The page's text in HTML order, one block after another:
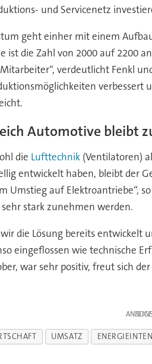
und Servicenetz
geht einher mit einem
ist die Zahl von 2000 auf 2200
verdeutlicht Fenkl
Automotive bleibt
die Lufttechnik(Ventilatoren)
entwickelt haben, bleibt der
Umstieg auf Elektroantriebe“,
stark zunehmen werden.
die Lösung bereits entwickelt
eingeflossen wie technische
war sehr positiv, freut sich
ANZEIGE
UMSATZ